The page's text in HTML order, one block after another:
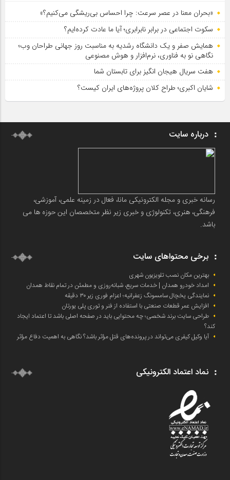
«بحران معنا در عصر سرعت: چرا احساس بی‌ریشگی می‌کنیم؟»
سکوت اجتماعی در برابر نابرابری؛ آیا ما عادت کرده‌ایم؟
همایش صفر و یک دانشگاه رشدیه به مناسبت روز جهانی طراحان وب؛
نگاهی نو به فناوری، نرم‌افزار و هوش مصنوعی
هفت سریال هیجان انگیز برای تابستان شما
شایان اکبری؛ طراح کلان پروژه‌های ایران کیست؟
درباره سایت
رسانه خبری و مجله الکترونیکی مانا، فعال در زمینه علمی، آموزشی،
فرهنگی، هنری، تکنولوژی و خبری زیر نظر متخصصان این حوزه ها می
باشد.
برخی محتواهای سایت
بهترین مکان نصب تلویزیون شهری
امداد خودرو همدان | خدمات سریع، شبانه‌روزی و مطمئن در تمام نقاط همدان
نمایندگی یخچال سامسونگ زعفرانیه؛ اعزام فوری زیر ۳۰ دقیقه
افزایش عمر قطعات صنعتی با استفاده از فنر و توری پلی یورتان
طراحی سایت برند شخصی؛ چه محتوایی باید در صفحه اصلی باشد تا اعتماد ایجاد
کند؟
آیا وکیل کیفری می‌تواند در پرونده‌های قتل مؤثر باشد؟ نگاهی به اهمیت دفاع مؤثر
نماد اعتماد الکترونیکی